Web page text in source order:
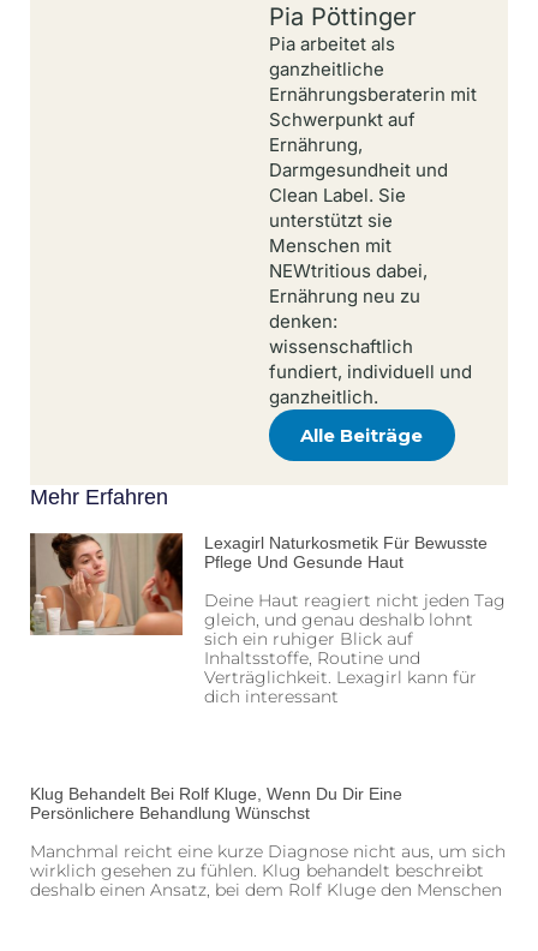
Pia Pöttinger
Pia arbeitet als
ganzheitliche
Ernährungsberaterin mit
Schwerpunkt auf
Ernährung,
Darmgesundheit und
Clean Label. Sie
unterstützt sie
Menschen mit
NEWtritious dabei,
Ernährung neu zu
denken:
wissenschaftlich
fundiert, individuell und
ganzheitlich.
Alle Beiträge
Mehr Erfahren
Lexagirl Naturkosmetik Für Bewusste
Pflege Und Gesunde Haut
Deine Haut reagiert nicht jeden Tag
gleich, und genau deshalb lohnt
sich ein ruhiger Blick auf
Inhaltsstoffe, Routine und
Verträglichkeit. Lexagirl kann für
dich interessant
Klug Behandelt Bei Rolf Kluge, Wenn Du Dir Eine
Persönlichere Behandlung Wünschst
Manchmal reicht eine kurze Diagnose nicht aus, um sich
wirklich gesehen zu fühlen. Klug behandelt beschreibt
deshalb einen Ansatz, bei dem Rolf Kluge den Menschen